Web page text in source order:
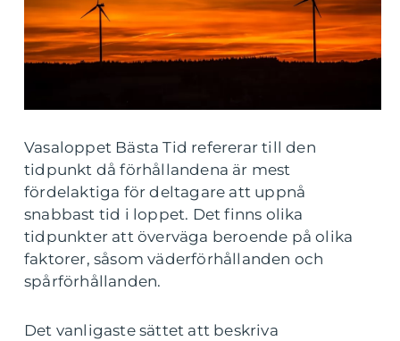
Vasaloppet Bästa Tid refererar till den
tidpunkt då förhållandena är mest
fördelaktiga för deltagare att uppnå
snabbast tid i loppet. Det finns olika
tidpunkter att överväga beroende på olika
faktorer, såsom väderförhållanden och
spårförhållanden.
Det vanligaste sättet att beskriva